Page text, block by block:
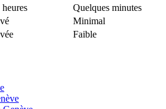
heures
Quelques minutes
Minimal
Faible